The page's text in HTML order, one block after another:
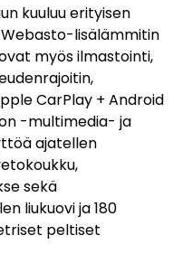
kuuluu erityisen
lisälämmitin
myös ilmastointi,
CarPlay + Android
-multimedia- ja
ajatellen
sekä
liukuovi ja 180
peltiset